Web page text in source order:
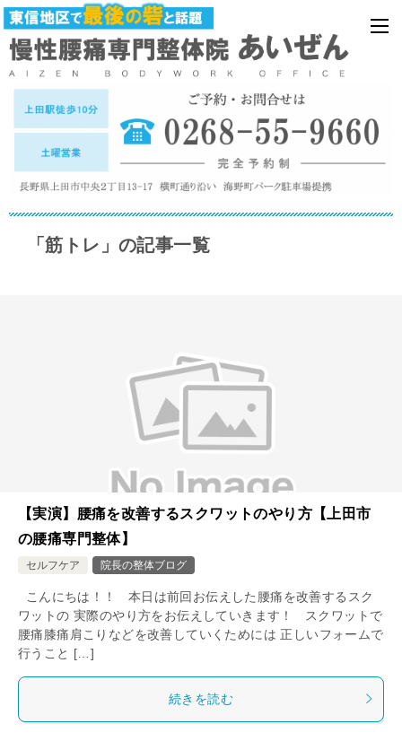
「筋トレ」の記事一覧
【実演】腰痛を改善するスクワットのやり方【上田市
の腰痛専門整体】
セルフケア 院長の整体ブログ
こんにちは！！ 本日は前回お伝えした腰痛を改善するスク
ワットの 実際のやり方をお伝えしていきます！ スクワットで
腰痛膝痛肩こりなどを改善していくためには 正しいフォームで
行うこと […]
続きを読む